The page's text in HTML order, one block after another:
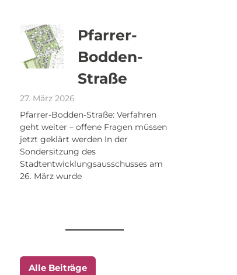
Pfarrer-
Bodden-
Straße
27. März 2026
Pfarrer-Bodden-Straße: Verfahren
geht weiter – offene Fragen müssen
jetzt geklärt werden In der
Sondersitzung des
Stadtentwicklungsausschusses am
26. März wurde
Alle Beiträge